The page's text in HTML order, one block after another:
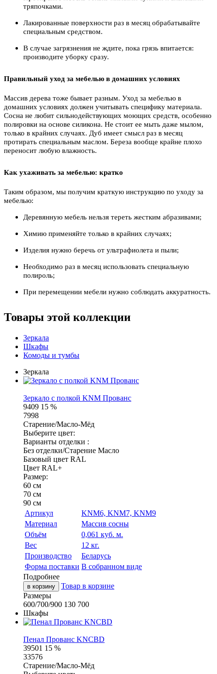
тряпочками.
Лакированные поверхности раз в месяц обрабатывайте
специальным средством.
В случае загрязнения не ждите, пока грязь впитается:
производите уборку сразу.
Правильный уход за мебелью в домашних условиях
Массив дерева тоже бывает разным. Уход за мебелью в
домашних условиях должен учитывать специфику материала.
Сосна не любит сильнодействующих моющих средств, особенно
полировки на основе силикона. Не стоит ее мыть даже мылом,
только в крайних случаях. Дуб имеет смысл раз в месяц
протирать специальным маслом. Береза вообще крайне плохо
переносит любую влажность.
Как ухаживать за мебелью: кратко
Таким образом, мы получим краткую инструкцию по уходу за
мебелью:
Деревянную мебель нельзя тереть жестким абразивами;
Химию применяйте только в крайних случаях;
Изделия нужно беречь от ультрафиолета и пыли;
Необходимо раз в месяц использовать специальную
полироль;
При перемещении мебели нужно соблюдать аккуратность.
Товары этой коллекции
Зеркала
Шкафы
Комоды и тумбы
Зеркала
Зеркало с полкой KNM Прованс
9409 15 %
7998
Старение/Масло-Мёд
Выберите цвет:
Варианты отделки :
Без отделки/Старение Масло
Базовый цвет RAL
Цвет RAL+
Размер:
60 см
70 см
90 см
Артикул
KNM6, KNM7, KNM9
Материал
Массив сосны
Объём
0,061 куб. м.
Вес
12 кг.
Производство
Беларусь
Форма поставки В собранном виде
Подробнее
в корзину
Товар в корзине
Размеры
600/700/900 130 700
Шкафы
Пенал Прованс KNCBD
39501 15 %
33576
Старение/Масло-Мёд